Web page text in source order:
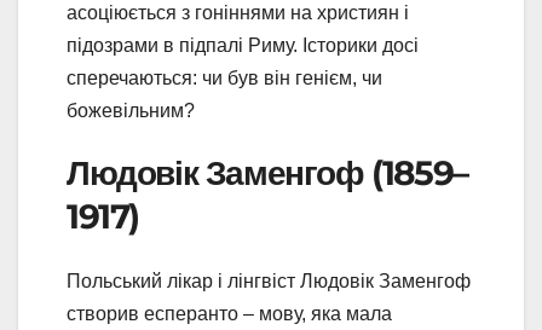
асоціюється з гоніннями на християн і
підозрами в підпалі Риму. Історики досі
сперечаються: чи був він генієм, чи
божевільним?
Людовік Заменгоф (1859–
1917)
Польський лікар і лінгвіст Людовік Заменгоф
створив есперанто – мову, яка мала